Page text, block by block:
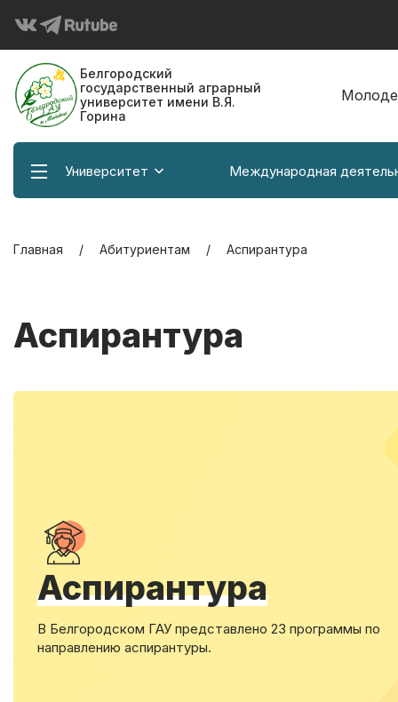
Белгородский
государственный аграрный
университет имени В.Я.
Горина
Университет Международная
Главная Абитуриентам Аспирантура
Аспирантура
Аспирантура
В Белгородском ГАУ представлено 23 программы по
направлению аспирантуры.